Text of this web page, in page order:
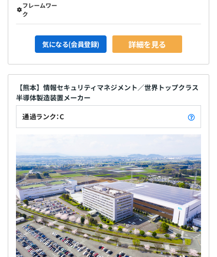
フレームワー
ク
気になる(会員登録) 詳細を見る
【熊本】情報セキュリティマネジメント／世界トップクラス
半導体製造装置メーカー
通過ランク：C